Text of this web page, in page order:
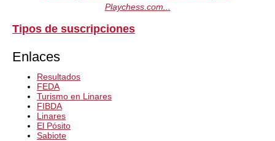
Playchess.com...
Tipos de suscripciones
Enlaces
Resultados
FEDA
Turismo en Linares
FIBDA
Linares
El Pósito
Sabiote